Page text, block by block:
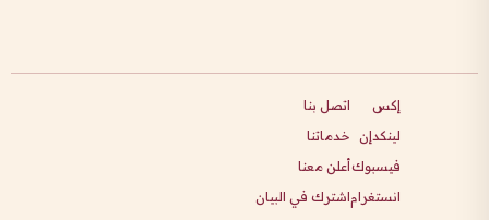
إكس
لينكدإن
فيسبوك
انستغرام
اتصل بنا
خدماتنا
أعلن معنا
اشترك في البيان